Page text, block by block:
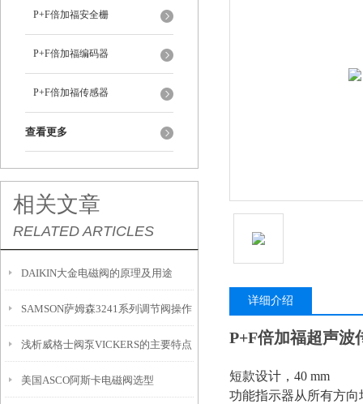
P+F倍加福安全栅
P+F倍加福编码器
P+F倍加福传感器
查看更多
相关文章
RELATED ARTICLES
DAIKIN大金电磁阀的原理及用途
SAMSON萨姆森3241系列调节阀操作
与维护指南
浅析威格士阀泵VICKERS的主要特点
美国ASCO阿斯卡电磁阀选型
详细介绍
P+F倍加福超声波
短款设计，40 mm
功能指示器从所有方向